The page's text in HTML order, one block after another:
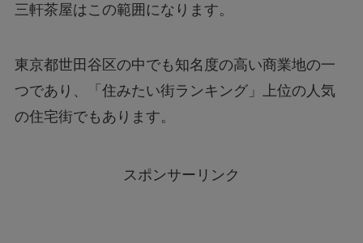
三軒茶屋はこの範囲になります。
東京都世田谷区の中でも知名度の高い商業地の一
つであり、「住みたい街ランキング」上位の人気
の住宅街でもあります。
スポンサーリンク